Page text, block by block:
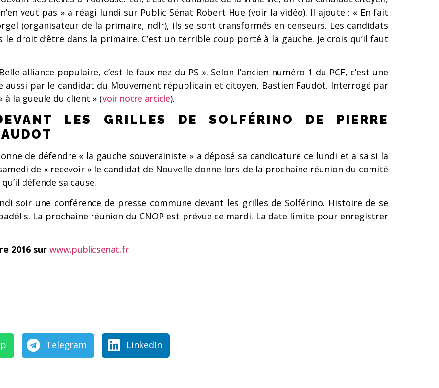
veut pas » a réagi lundi sur Public Sénat Robert Hue (voir la vidéo). Il ajoute : « En fait
(organisateur de la primaire, ndlr), ils se sont transformés en censeurs. Les candidats
droit d’être dans la primaire. C’est un terrible coup porté à la gauche. Je crois qu’il faut
alliance populaire, c’est le faux nez du PS ». Selon l’ancien numéro 1 du PCF, c’est une
par le candidat du Mouvement républicain et citoyen, Bastien Faudot. Interrogé par
la gueule du client » (voir notre article).
LES GRILLES DE SOLFÉRINO DE PIERRE
de défendre « la gauche souverainiste » a déposé sa candidature ce lundi et a saisi la
de « recevoir » le candidat de Nouvelle donne lors de la prochaine réunion du comité
défende sa cause.
soir une conférence de presse commune devant les grilles de Solférino. Histoire de se
La prochaine réunion du CNOP est prévue ce mardi. La date limite pour enregistrer
2016 sur www.publicsenat.fr
Telegram LinkedIn